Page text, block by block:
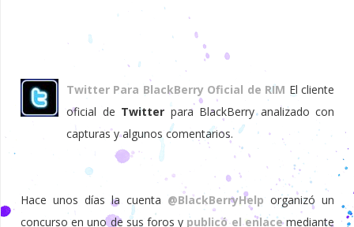
Twitter Para BlackBerry Oficial de RIM El cliente
oficial de Twitter para BlackBerry analizado con
capturas y algunos comentarios.
Hace unos días la cuenta @BlackBerryHelporganizó un
concurso en uno de sus foros y publicó el enlacemediante